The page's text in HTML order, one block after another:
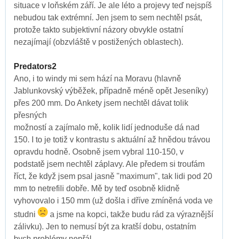
situace v loňském září. Je ale léto a projevy teď nejspíš
nebudou tak extrémní. Jen jsem to sem nechtěl psát,
protože takto subjektivní názory obvykle ostatní
nezajímají (obzvláště v postižených oblastech).
Predators2
Ano, i to windy mi sem hází na Moravu (hlavně
Jablunkovský výběžek, případně méně opět Jeseníky)
přes 200 mm. Do Ankety jsem nechtěl dávat tolik
přesných
možností a zajímalo mě, kolik lidí jednoduše dá nad
150. I to je totiž v kontrastu s aktuální až hnědou trávou
opravdu hodně. Osobně jsem vybral 110-150, v
podstatě jsem nechtěl záplavy. Ale předem si troufám
říct, že když jsem psal jasně "maximum", tak lidi pod 20
mm to netrefili dobře. Mě by teď osobně klidně
vyhovovalo i 150 mm (už došla i dříve zmíněná voda ve
studni
a jsme na kopci, takže budu rád za výraznější
zálivku). Jen to nemusí být za kratší dobu, ostatním